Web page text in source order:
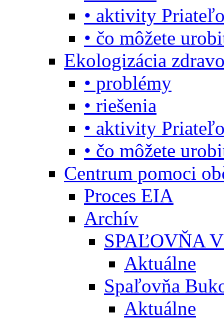
• aktivity
• čo môžete
Ekologizácia
• problémy
• riešenia
• aktivity
• čo môžete
Centrum pomoci
Proces EIA
Archív
SPAĽOVŇA
Aktuálne
Spaľovňa
Aktuálne